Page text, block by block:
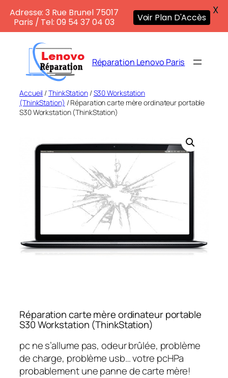
contenu
Réparation Lenovo Paris
Accueil /ThinkStation/S30 Workstation
(ThinkStation) / Réparation carte mère ordinateur portable
S30 Workstation (ThinkStation)
Réparation carte mère ordinateur portable
S30 Workstation (ThinkStation)
pc ne s’allume pas, odeur brûlée, problème
de charge, problème usb… votre pcHPa
probablement une panne de carte mère!
Adresse: 3 Rue Brunel 75017
Paris / Tel: 09 54 37 04 03
Voir Plan D'Accès
X